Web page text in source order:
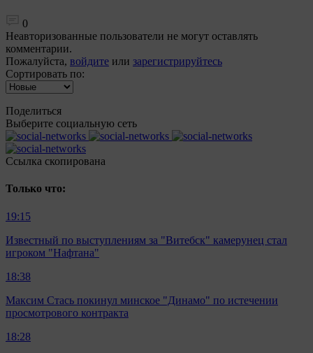
0
Неавторизованные пользователи не могут оставлять
комментарии.
Пожалуйста, войдите или зарегистрируйтесь
Сортировать по:
Поделиться
Выберите социальную сеть
Ccылка скопирована
Только что:
19:15
Известный по выступлениям за "Витебск" камерунец стал
игроком "Нафтана"
18:38
Максим Стась покинул минское "Динамо" по истечении
просмотрового контракта
18:28